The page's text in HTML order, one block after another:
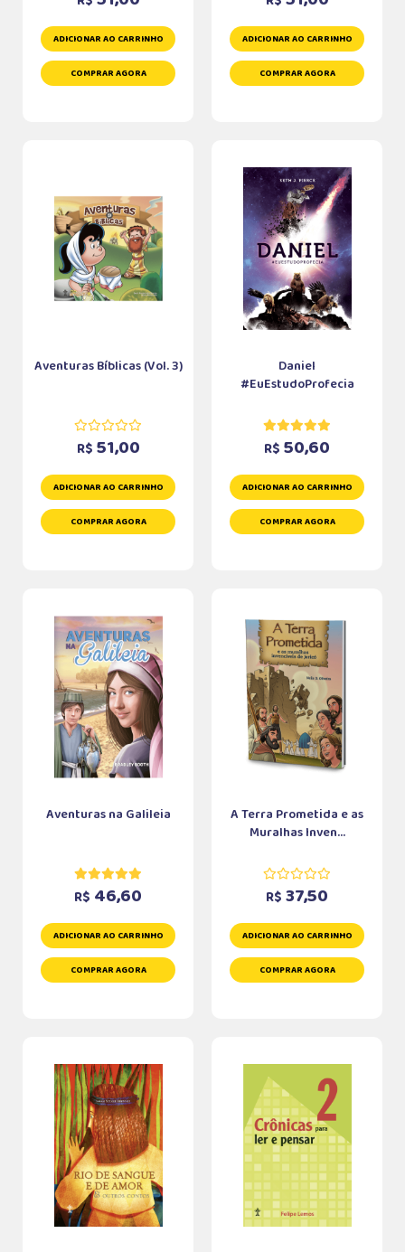
ADICIONAR AO CARRINHO
COMPRAR AGORA
ADICIONAR AO CARRINHO
COMPRAR AGORA
Aventuras Bíblicas (Vol. 3)
R$ 51,00
ADICIONAR AO CARRINHO
COMPRAR AGORA
Daniel
#EuEstudoProfecia
R$ 50,60
ADICIONAR AO CARRINHO
COMPRAR AGORA
Aventuras na Galileia
R$ 46,60
ADICIONAR AO CARRINHO
COMPRAR AGORA
A Terra Prometida e as
Muralhas Inven...
R$ 37,50
ADICIONAR AO CARRINHO
COMPRAR AGORA